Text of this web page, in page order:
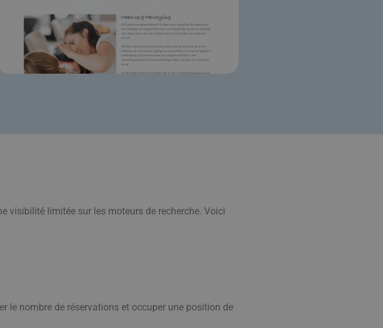
visibilité limitée sur les moteurs de recherche. Voici
le nombre de réservations et occuper une position de